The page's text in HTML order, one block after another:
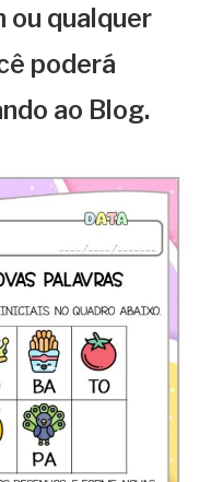
ou qualquer
poderá
ao Blog.